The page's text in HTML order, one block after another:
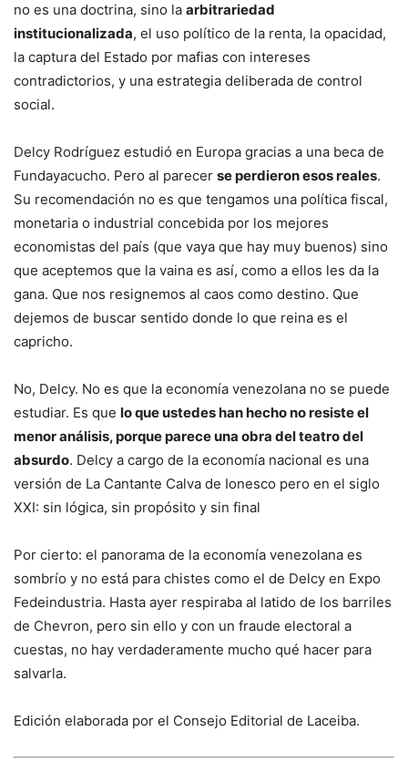
no es una doctrina, sino la arbitrariedad
institucionalizada, el uso político de la renta, la opacidad,
la captura del Estado por mafias con intereses
contradictorios, y una estrategia deliberada de control
social.
Delcy Rodríguez estudió en Europa gracias a una beca de
Fundayacucho. Pero al parecer se perdieron esos reales.
Su recomendación no es que tengamos una política fiscal,
monetaria o industrial concebida por los mejores
economistas del país (que vaya que hay muy buenos) sino
que aceptemos que la vaina es así, como a ellos les da la
gana. Que nos resignemos al caos como destino. Que
dejemos de buscar sentido donde lo que reina es el
capricho.
No, Delcy. No es que la economía venezolana no se puede
estudiar. Es que lo que ustedes han hecho no resiste el
menor análisis, porque parece una obra del teatro del
absurdo. Delcy a cargo de la economía nacional es una
versión de La Cantante Calva de Ionesco pero en el siglo
XXI: sin lógica, sin propósito y sin final
Por cierto: el panorama de la economía venezolana es
sombrío y no está para chistes como el de Delcy en Expo
Fedeindustria. Hasta ayer respiraba al latido de los barriles
de Chevron, pero sin ello y con un fraude electoral a
cuestas, no hay verdaderamente mucho qué hacer para
salvarla.
Edición elaborada por el Consejo Editorial de Laceiba.